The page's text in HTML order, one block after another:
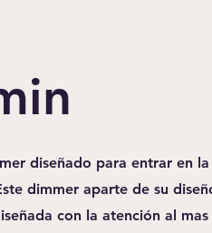
diseñado para entrar en
dimmer aparte de su
con la atención al